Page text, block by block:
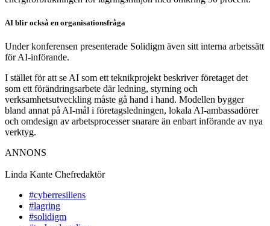
AI blir också en organisationsfråga
Under konferensen presenterade Solidigm även sitt interna arbetssätt
för AI-införande.
I stället för att se AI som ett teknikprojekt beskriver företaget det
som ett förändringsarbete där ledning, styrning och
verksamhetsutveckling måste gå hand i hand. Modellen bygger
bland annat på AI-mål i företagsledningen, lokala AI-ambassadörer
och omdesign av arbetsprocesser snarare än enbart införande av nya
verktyg.
ANNONS
Linda Kante Chefredaktör
#cyberresiliens
#lagring
#solidigm